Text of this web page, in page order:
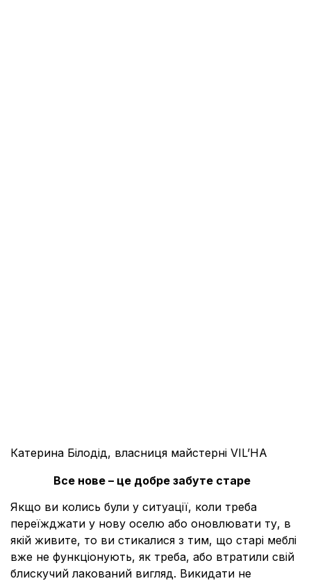
Катерина Білодід, власниця майстерні VIL’HA
Все нове – це добре забуте старе
Якщо ви колись були у ситуації, коли треба
переїжджати у нову оселю або оновлювати ту, в
якій живите, то ви стикалися з тим, що старі меблі
вже не функціонують, як треба, або втратили свій
блискучий лакований вигляд. Викидати не